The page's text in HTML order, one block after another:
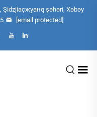
Şidzjiaçжуанq şəhəri, Xəbəy
[email protected]